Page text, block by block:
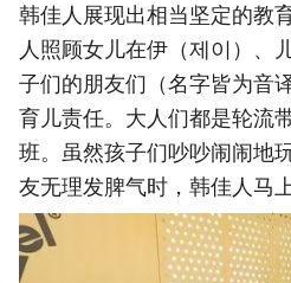
韩佳人展现出相当坚定的教
人照顾女儿在伊（제이）、
子们的朋友们（名字皆为音
育儿责任。大人们都是轮流
班。虽然孩子们吵吵闹闹地
友无理发脾气时，韩佳人马